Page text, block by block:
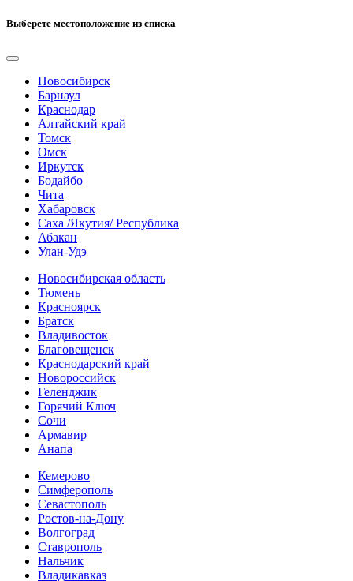
Выберете местоположение из списка
Новосибирск
Барнаул
Краснодар
Алтайский край
Томск
Омск
Иркутск
Бодайбо
Чита
Хабаровск
Саха /Якутия/ Республика
Абакан
Улан-Удэ
Новосибирская область
Тюмень
Красноярск
Братск
Владивосток
Благовещенск
Краснодарский край
Новороссийск
Геленджик
Горячий Ключ
Сочи
Армавир
Анапа
Кемерово
Симферополь
Севастополь
Ростов-на-Дону
Волгоград
Ставрополь
Нальчик
Владикавказ